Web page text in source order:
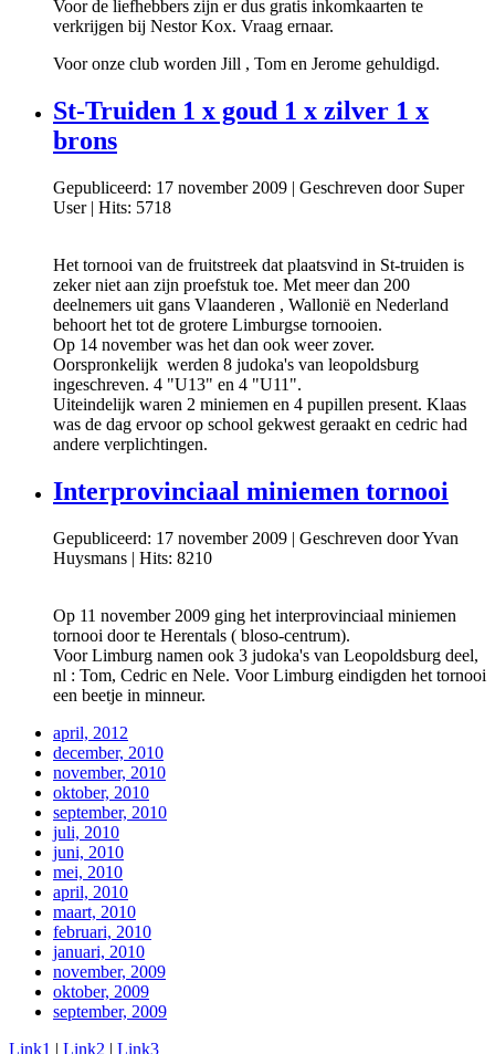
Voor de liefhebbers zijn er dus gratis inkomkaarten te
verkrijgen bij Nestor Kox. Vraag ernaar.
Voor onze club worden Jill , Tom en Jerome gehuldigd.
St-Truiden 1 x goud 1 x zilver 1 x
brons
Gepubliceerd: 17 november 2009 | Geschreven door Super
User| Hits: 5718
Het tornooi van de fruitstreek dat plaatsvind in St-truiden is
zeker niet aan zijn proefstuk toe. Met meer dan 200
deelnemers uit gans Vlaanderen , Wallonië en Nederland
behoort het tot de grotere Limburgse tornooien.
Op 14 november was het dan ook weer zover.
Oorspronkelijk werden 8 judoka's van leopoldsburg
ingeschreven. 4 "U13" en 4 "U11".
Uiteindelijk waren 2 miniemen en 4 pupillen present. Klaas
was de dag ervoor op school gekwest geraakt en cedric had
andere verplichtingen.
Interprovinciaal miniemen tornooi
Gepubliceerd: 17 november 2009 | Geschreven door Yvan
Huysmans | Hits: 8210
Op 11 november 2009 ging het interprovinciaal miniemen
tornooi door te Herentals ( bloso-centrum).
Voor Limburg namen ook 3 judoka's van Leopoldsburg deel,
nl : Tom, Cedric en Nele. Voor Limburg eindigden het tornooi
een beetje in minneur.
april, 2012
december, 2010
november, 2010
oktober, 2010
september, 2010
juli, 2010
juni, 2010
mei, 2010
april, 2010
maart, 2010
februari, 2010
januari, 2010
november, 2009
oktober, 2009
september, 2009
Link1 | Link2 | Link3